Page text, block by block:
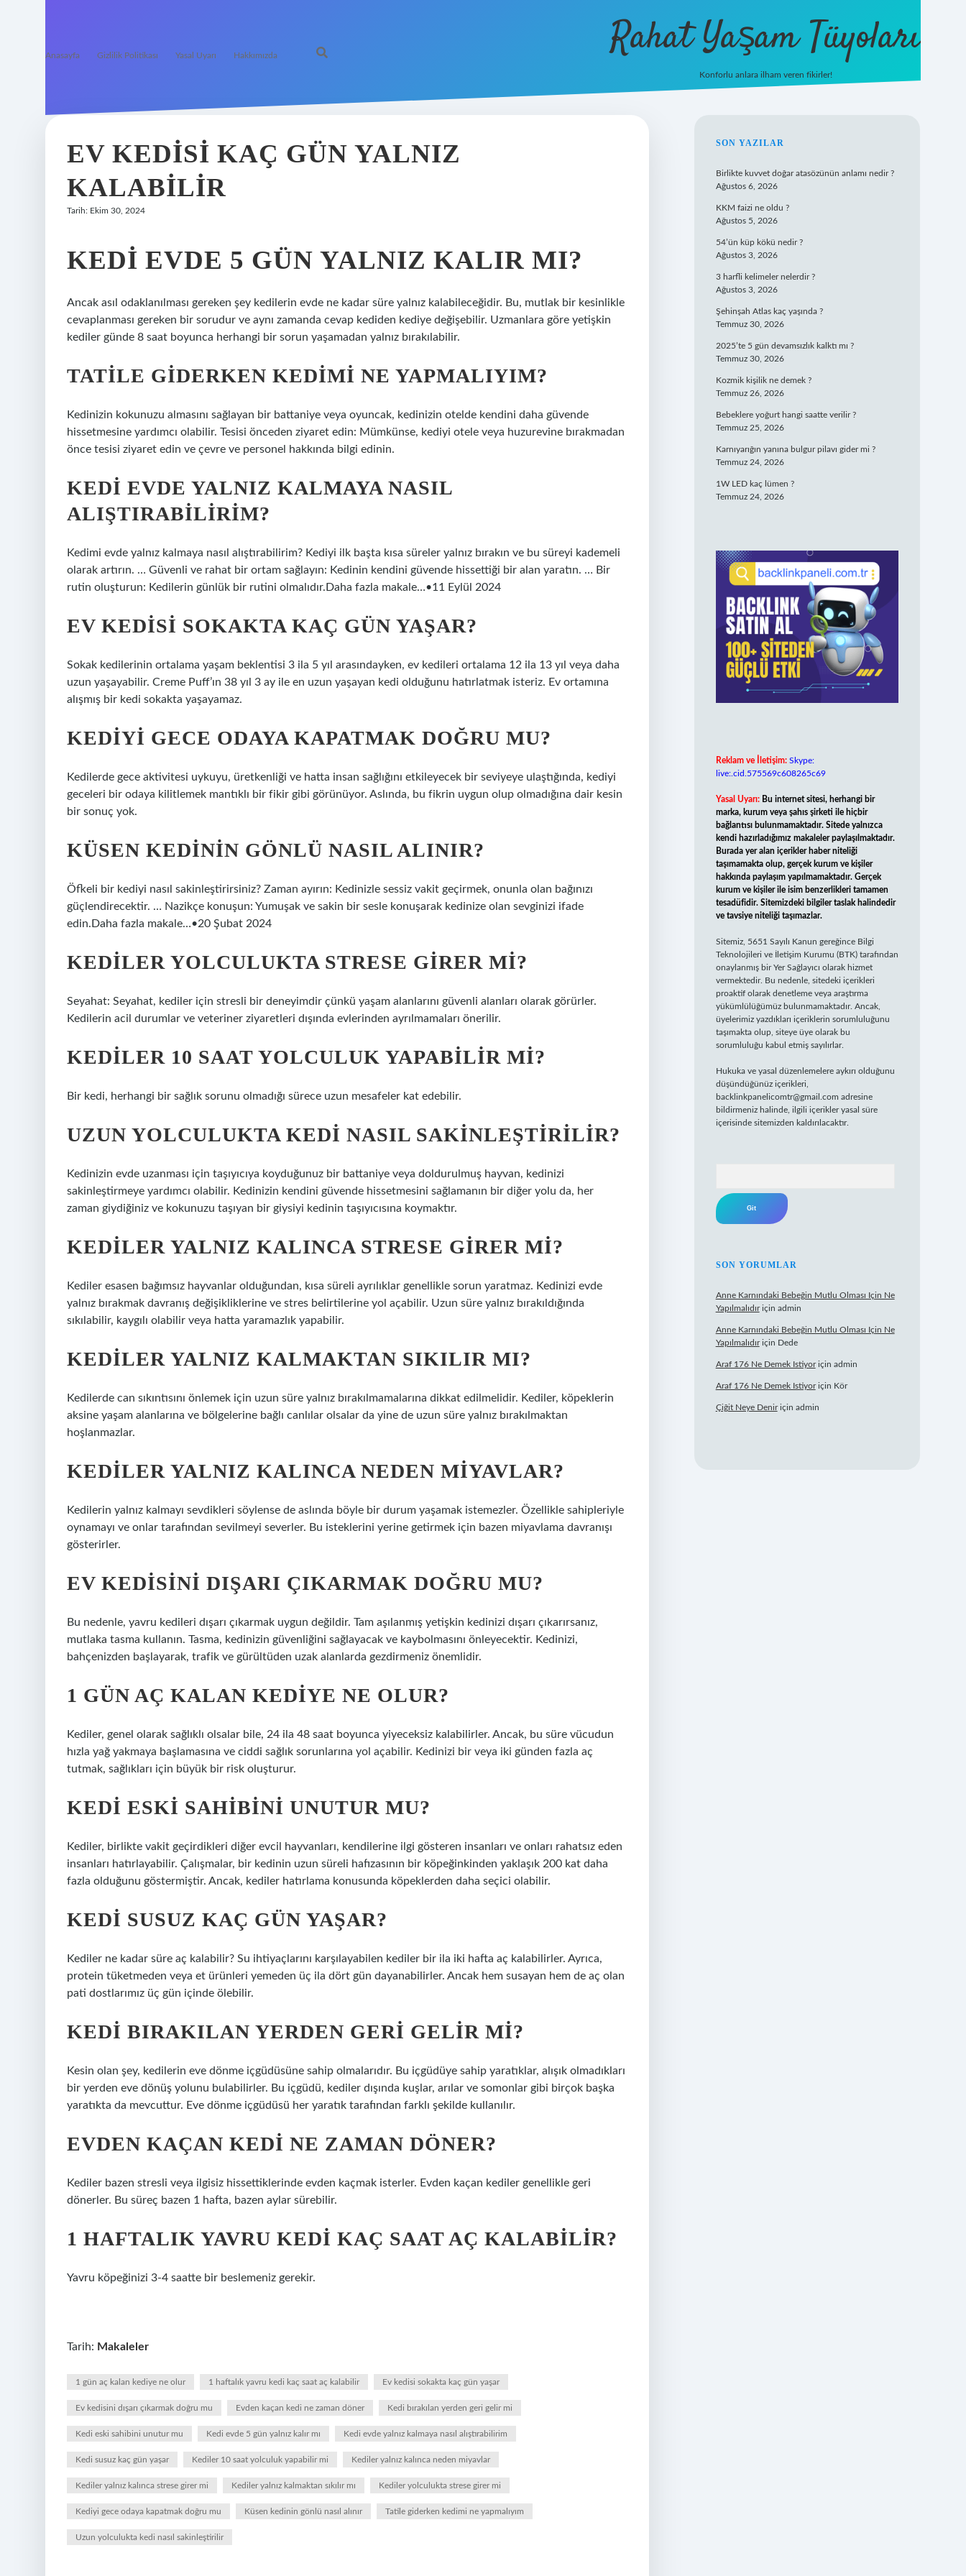
Anasayfa Gizlilik Politikası Yasal Uyarı Hakkımızda Rahat Yaşam Tüyoları
Konforlu anlara ilham veren fikirler!
EV KEDISI KAÇ GÜN YALNIZ
KALABILIR
Tarih: Ekim 30, 2024
KEDI EVDE 5 GÜN YALNIZ KALIR MI?
Ancak asıl odaklanılması gereken şey kedilerin evde ne kadar süre yalnız kalabileceğidir. Bu, mutlak bir kesinlikle
cevaplanması gereken bir sorudur ve aynı zamanda cevap kediden kediye değişebilir. Uzmanlara göre yetişkin
kediler günde 8 saat boyunca herhangi bir sorun yaşamadan yalnız bırakılabilir.
TATILE GIDERKEN KEDIMI NE YAPMALIYIM?
Kedinizin kokunuzu almasını sağlayan bir battaniye veya oyuncak, kedinizin otelde kendini daha güvende
hissetmesine yardımcı olabilir. Tesisi önceden ziyaret edin: Mümkünse, kediyi otele veya huzurevine bırakmadan
önce tesisi ziyaret edin ve çevre ve personel hakkında bilgi edinin.
KEDI EVDE YALNIZ KALMAYA NASIL
ALIŞTIRABILIRIM?
Kedimi evde yalnız kalmaya nasıl alıştırabilirim? Kediyi ilk başta kısa süreler yalnız bırakın ve bu süreyi kademeli
olarak artırın. … Güvenli ve rahat bir ortam sağlayın: Kedinin kendini güvende hissettiği bir alan yaratın. … Bir
rutin oluşturun: Kedilerin günlük bir rutini olmalıdır.Daha fazla makale…•11 Eylül 2024
EV KEDISI SOKAKTA KAÇ GÜN YAŞAR?
Sokak kedilerinin ortalama yaşam beklentisi 3 ila 5 yıl arasındayken, ev kedileri ortalama 12 ila 13 yıl veya daha
uzun yaşayabilir. Creme Puff’ın 38 yıl 3 ay ile en uzun yaşayan kedi olduğunu hatırlatmak isteriz. Ev ortamına
alışmış bir kedi sokakta yaşayamaz.
KEDIYI GECE ODAYA KAPATMAK DOĞRU MU?
Kedilerde gece aktivitesi uykuyu, üretkenliği ve hatta insan sağlığını etkileyecek bir seviyeye ulaştığında, kediyi
geceleri bir odaya kilitlemek mantıklı bir fikir gibi görünüyor. Aslında, bu fikrin uygun olup olmadığına dair kesin
bir sonuç yok.
KÜSEN KEDININ GÖNLÜ NASIL ALINIR?
Öfkeli bir kediyi nasıl sakinleştirirsiniz? Zaman ayırın: Kedinizle sessiz vakit geçirmek, onunla olan bağınızı
güçlendirecektir. … Nazikçe konuşun: Yumuşak ve sakin bir sesle konuşarak kedinize olan sevginizi ifade
edin.Daha fazla makale…•20 Şubat 2024
KEDILER YOLCULUKTA STRESE GIRER MI?
Seyahat: Seyahat, kediler için stresli bir deneyimdir çünkü yaşam alanlarını güvenli alanları olarak görürler.
Kedilerin acil durumlar ve veteriner ziyaretleri dışında evlerinden ayrılmamaları önerilir.
KEDILER 10 SAAT YOLCULUK YAPABILIR MI?
Bir kedi, herhangi bir sağlık sorunu olmadığı sürece uzun mesafeler kat edebilir.
UZUN YOLCULUKTA KEDI NASIL SAKINLEŞTIRILIR?
Kedinizin evde uzanması için taşıyıcıya koyduğunuz bir battaniye veya doldurulmuş hayvan, kedinizi
sakinleştirmeye yardımcı olabilir. Kedinizin kendini güvende hissetmesini sağlamanın bir diğer yolu da, her
zaman giydiğiniz ve kokunuzu taşıyan bir giysiyi kedinin taşıyıcısına koymaktır.
KEDILER YALNIZ KALINCA STRESE GIRER MI?
Kediler esasen bağımsız hayvanlar olduğundan, kısa süreli ayrılıklar genellikle sorun yaratmaz. Kedinizi evde
yalnız bırakmak davranış değişikliklerine ve stres belirtilerine yol açabilir. Uzun süre yalnız bırakıldığında
sıkılabilir, kaygılı olabilir veya hatta yaramazlık yapabilir.
KEDILER YALNIZ KALMAKTAN SIKILIR MI?
Kedilerde can sıkıntısını önlemek için uzun süre yalnız bırakılmamalarına dikkat edilmelidir. Kediler, köpeklerin
aksine yaşam alanlarına ve bölgelerine bağlı canlılar olsalar da yine de uzun süre yalnız bırakılmaktan
hoşlanmazlar.
KEDILER YALNIZ KALINCA NEDEN MIYAVLAR?
Kedilerin yalnız kalmayı sevdikleri söylense de aslında böyle bir durum yaşamak istemezler. Özellikle sahipleriyle
oynamayı ve onlar tarafından sevilmeyi severler. Bu isteklerini yerine getirmek için bazen miyavlama davranışı
gösterirler.
EV KEDISINI DIŞARI ÇIKARMAK DOĞRU MU?
Bu nedenle, yavru kedileri dışarı çıkarmak uygun değildir. Tam aşılanmış yetişkin kedinizi dışarı çıkarırsanız,
mutlaka tasma kullanın. Tasma, kedinizin güvenliğini sağlayacak ve kaybolmasını önleyecektir. Kedinizi,
bahçenizden başlayarak, trafik ve gürültüden uzak alanlarda gezdirmeniz önemlidir.
1 GÜN AÇ KALAN KEDIYE NE OLUR?
Kediler, genel olarak sağlıklı olsalar bile, 24 ila 48 saat boyunca yiyeceksiz kalabilirler. Ancak, bu süre vücudun
hızla yağ yakmaya başlamasına ve ciddi sağlık sorunlarına yol açabilir. Kedinizi bir veya iki günden fazla aç
tutmak, sağlıkları için büyük bir risk oluşturur.
KEDI ESKI SAHIBINI UNUTUR MU?
Kediler, birlikte vakit geçirdikleri diğer evcil hayvanları, kendilerine ilgi gösteren insanları ve onları rahatsız eden
insanları hatırlayabilir. Çalışmalar, bir kedinin uzun süreli hafızasının bir köpeğinkinden yaklaşık 200 kat daha
fazla olduğunu göstermiştir. Ancak, kediler hatırlama konusunda köpeklerden daha seçici olabilir.
KEDI SUSUZ KAÇ GÜN YAŞAR?
Kediler ne kadar süre aç kalabilir? Su ihtiyaçlarını karşılayabilen kediler bir ila iki hafta aç kalabilirler. Ayrıca,
protein tüketmeden veya et ürünleri yemeden üç ila dört gün dayanabilirler. Ancak hem susayan hem de aç olan
pati dostlarımız üç gün içinde ölebilir.
KEDI BIRAKILAN YERDEN GERI GELIR MI?
Kesin olan şey, kedilerin eve dönme içgüdüsüne sahip olmalarıdır. Bu içgüdüye sahip yaratıklar, alışık olmadıkları
bir yerden eve dönüş yolunu bulabilirler. Bu içgüdü, kediler dışında kuşlar, arılar ve somonlar gibi birçok başka
yaratıkta da mevcuttur. Eve dönme içgüdüsü her yaratık tarafından farklı şekilde kullanılır.
EVDEN KAÇAN KEDI NE ZAMAN DÖNER?
Kediler bazen stresli veya ilgisiz hissettiklerinde evden kaçmak isterler. Evden kaçan kediler genellikle geri
dönerler. Bu süreç bazen 1 hafta, bazen aylar sürebilir.
1 HAFTALIK YAVRU KEDI KAÇ SAAT AÇ KALABILIR?
Yavru köpeğinizi 3-4 saatte bir beslemeniz gerekir.
Tarih: Makaleler
1 gün aç kalan kediye ne olur 1 haftalık yavru kedi kaç saat aç kalabilir Ev kedisi sokakta kaç gün yaşar
Ev kedisini dışarı çıkarmak doğru mu Evden kaçan kedi ne zaman döner Kedi bırakılan yerden geri gelir mi
Kedi eski sahibini unutur mu Kedi evde 5 gün yalnız kalır mı Kedi evde yalnız kalmaya nasıl alıştırabilirim
Kedi susuz kaç gün yaşar Kediler 10 saat yolculuk yapabilir mi Kediler yalnız kalınca neden miyavlar
Kediler yalnız kalınca strese girer mi Kediler yalnız kalmaktan sıkılır mı Kediler yolculukta strese girer mi
Kediyi gece odaya kapatmak doğru mu Küsen kedinin gönlü nasıl alınır Tatile giderken kedimi ne yapmalıyım
Uzun yolculukta kedi nasıl sakinleştirilir
SIDEBAR
SON YAZILAR
Birlikte kuvvet doğar atasözünün anlamı nedir ?
Ağustos 6, 2026
KKM faizi ne oldu ?
Ağustos 5, 2026
54’ün küp kökü nedir ?
Ağustos 3, 2026
3 harfli kelimeler nelerdir ?
Ağustos 3, 2026
Şehinşah Atlas kaç yaşında ?
Temmuz 30, 2026
2025’te 5 gün devamsızlık kalktı mı ?
Temmuz 30, 2026
Kozmik kişilik ne demek ?
Temmuz 26, 2026
Bebeklere yoğurt hangi saatte verilir ?
Temmuz 25, 2026
Karnıyarığın yanına bulgur pilavı gider mi ?
Temmuz 24, 2026
1W LED kaç lümen ?
Temmuz 24, 2026
Reklam ve İletişim: Skype:
live:.cid.575569c608265c69
Yasal Uyarı: Bu internet sitesi, herhangi bir
marka, kurum veya şahıs şirketi ile hiçbir
bağlantısı bulunmamaktadır. Sitede yalnızca
kendi hazırladığımız makaleler paylaşılmaktadır.
Burada yer alan içerikler haber niteliği
taşımamakta olup, gerçek kurum ve kişiler
hakkında paylaşım yapılmamaktadır. Gerçek
kurum ve kişiler ile isim benzerlikleri tamamen
tesadüfidir. Sitemizdeki bilgiler taslak halindedir
ve tavsiye niteliği taşımazlar.
Sitemiz, 5651 Sayılı Kanun gereğince Bilgi
Teknolojileri ve İletişim Kurumu (BTK) tarafından
onaylanmış bir Yer Sağlayıcı olarak hizmet
vermektedir. Bu nedenle, sitedeki içerikleri
proaktif olarak denetleme veya araştırma
yükümlülüğümüz bulunmamaktadır. Ancak,
üyelerimiz yazdıkları içeriklerin sorumluluğunu
taşımakta olup, siteye üye olarak bu
sorumluluğu kabul etmiş sayılırlar.
Hukuka ve yasal düzenlemelere aykırı olduğunu
düşündüğünüz içerikleri,
backlinkpanelicomtr@gmail.com adresine
bildirmeniz halinde, ilgili içerikler yasal süre
içerisinde sitemizden kaldırılacaktır.
SON YORUMLAR
Anne Karnındaki Bebeğin Mutlu Olması Için Ne
Yapılmalıdıriçin admin
Anne Karnındaki Bebeğin Mutlu Olması Için Ne
Yapılmalıdıriçin Dede
Araf 176 Ne Demek Istiyoriçin admin
Araf 176 Ne Demek Istiyoriçin Kör
Çiğit Neye Deniriçin admin